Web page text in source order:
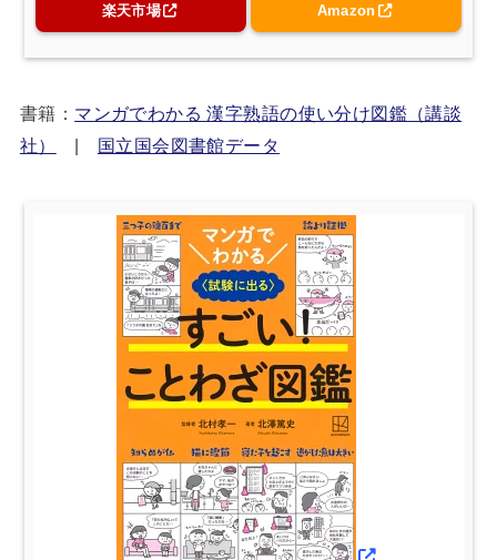
楽天市場 Amazon
書籍： マンガでわかる 漢字熟語の使い分け図鑑（講談
社）
国立国会図書館データ